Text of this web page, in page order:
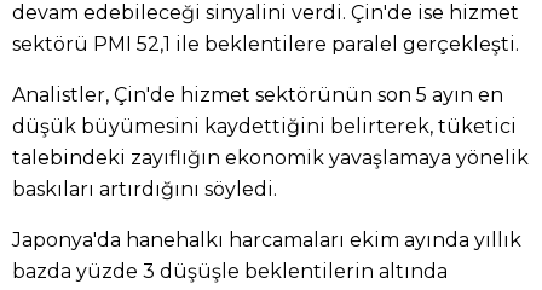
devam edebileceği sinyalini verdi. Çin'de ise hizmet
sektörü PMI 52,1 ile beklentilere paralel gerçekleşti.
Analistler, Çin'de hizmet sektörünün son 5 ayın en
düşük büyümesini kaydettiğini belirterek, tüketici
talebindeki zayıflığın ekonomik yavaşlamaya yönelik
baskıları artırdığını söyledi.
Japonya'da hanehalkı harcamaları ekim ayında yıllık
bazda yüzde 3 düşüşle beklentilerin altında